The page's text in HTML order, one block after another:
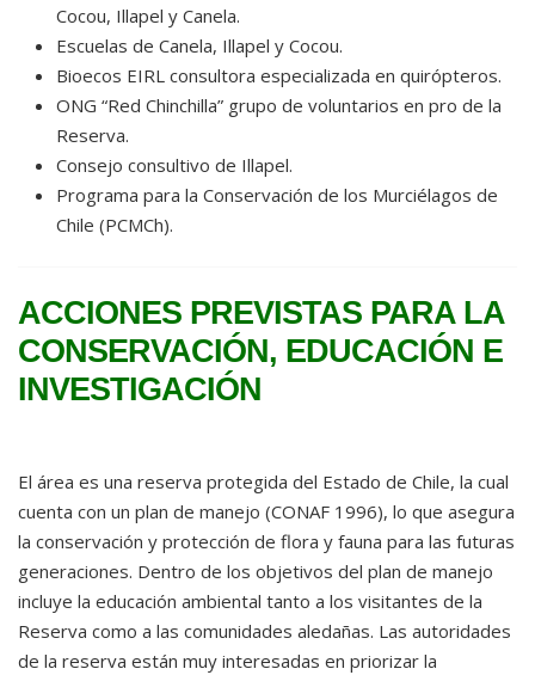
Cocou, Illapel y Canela.
Escuelas de Canela, Illapel y Cocou.
Bioecos EIRL consultora especializada en quirópteros.
ONG “Red Chinchilla” grupo de voluntarios en pro de la
Reserva.
Consejo consultivo de Illapel.
Programa para la Conservación de los Murciélagos de
Chile (PCMCh).
ACCIONES PREVISTAS PARA LA
CONSERVACIÓN, EDUCACIÓN E
INVESTIGACIÓN
El área es una reserva protegida del Estado de Chile, la cual
cuenta con un plan de manejo (CONAF 1996), lo que asegura
la conservación y protección de flora y fauna para las futuras
generaciones. Dentro de los objetivos del plan de manejo
incluye la educación ambiental tanto a los visitantes de la
Reserva como a las comunidades aledañas. Las autoridades
de la reserva están muy interesadas en priorizar la